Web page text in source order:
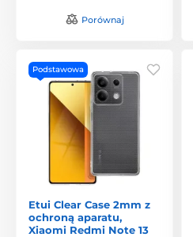
Porównaj
Podstawowa
Etui Clear Case 2mm z
ochroną aparatu,
Xiaomi Redmi Note 13